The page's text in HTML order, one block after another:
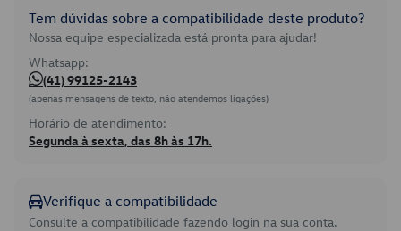
Tem dúvidas sobre a compatibilidade deste produto?
Nossa equipe especializada está pronta para ajudar!
Whatsapp:
(41) 99125-2143
(apenas mensagens de texto, não atendemos ligações)
Horário de atendimento:
Segunda à sexta, das 8h às 17h.
Verifique a compatibilidade
Consulte a compatibilidade fazendo login na sua conta.